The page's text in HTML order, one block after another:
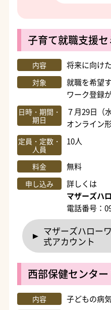
子育て就職支援
内容 将来に向け
対象
就職を希望
ワーク登録
日時・期間・
期日
７月29日（
オンライン
定員・定数・
人員
10人
料金 無料
申し込み
詳しくは
マザーズハ
電話番号：
マザーズハロー
式アカウント
西部保健センタ
内容 子どもの病